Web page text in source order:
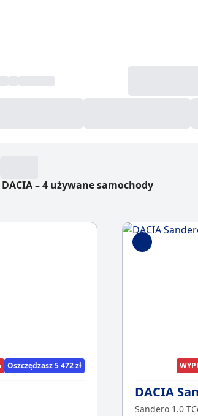
–4 używane samochody
Oszczędzasz 5 472 zł
DACIA
Sandero 1.0